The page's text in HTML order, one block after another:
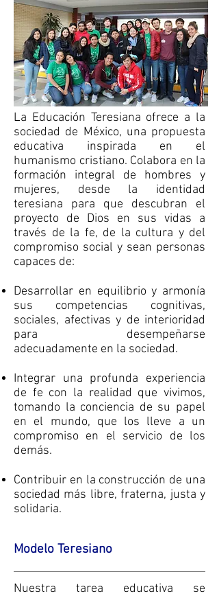
La Educación Teresiana ofrece a la
sociedad de México, una propuesta
educativa inspirada en el
humanismo cristiano. Colabora en la
formación integral de hombres y
mujeres, desde la identidad
teresiana para que descubran el
proyecto de Dios en sus vidas a
través de la fe, de la cultura y del
compromiso social y sean personas
capaces de:
Desarrollar en equilibrio y armonía
sus competencias cognitivas,
sociales, afectivas y de interioridad
para desempeñarse
adecuadamente en la sociedad.
Integrar una profunda experiencia
de fe con la realidad que vivimos,
tomando la conciencia de su papel
en el mundo, que los lleve a un
compromiso en el servicio de los
demás.
Contribuir en la construcción de una
sociedad más libre, fraterna, justa y
solidaria.
Modelo Teresiano
Nuestra tarea educativa se